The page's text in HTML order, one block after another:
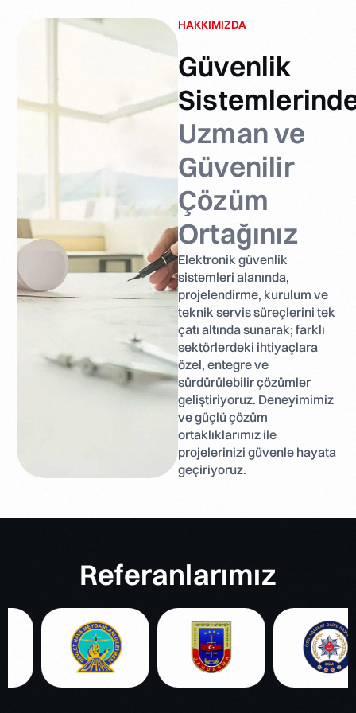
HAKKIMIZDA
Güvenlik
Uzman ve
Güvenilir
Çözüm
Ortağınız
Elektronik güvenlik
sistemleri alanında,
projelendirme, kurulum ve
teknik servis süreçlerini tek
çatı altında sunarak; farklı
sektörlerdeki ihtiyaçlara
özel, entegre ve
sürdürülebilir çözümler
geliştiriyoruz. Deneyimimiz
ve güçlü çözüm
ortaklıklarımız ile
projelerinizi güvenle hayata
geçiriyoruz.
Referanlarımız